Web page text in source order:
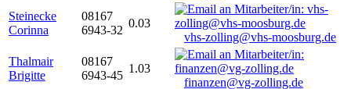
Steinecke
Corinna
08167
6943-32
0.03
vhs-zolling@vhs-moosburg.de
Thalmair
Brigitte
08167
6943-45
1.03
finanzen@vg-zolling.de